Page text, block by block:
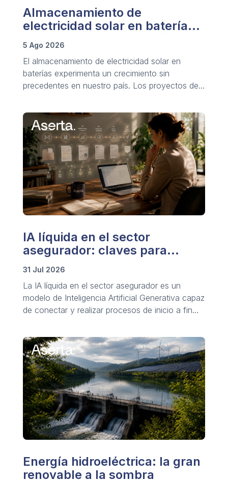
Almacenamiento de
electricidad solar en baterías:
crecimiento de los BESS
5 Ago 2026
El almacenamiento de electricidad solar en
baterías experimenta un crecimiento sin
precedentes en nuestro país. Los proyectos de
IA líquida en el sector
asegurador: claves para
conocer y trazar su aplicación
31 Jul 2026
La IA líquida en el sector asegurador es un
modelo de Inteligencia Artificial Generativa capaz
de conectar y realizar procesos de inicio a fin
Energía hidroeléctrica: la gran
renovable a la sombra